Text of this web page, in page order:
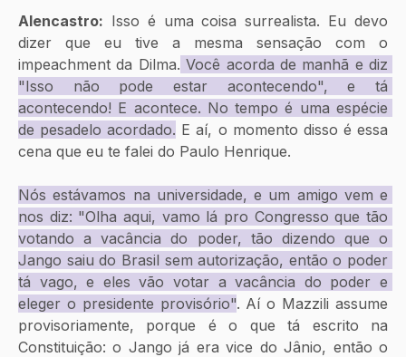
Alencastro: Isso é uma coisa surrealista. Eu devo
dizer que eu tive a mesma sensação com o
impeachment da Dilma. Você acorda de manhã e diz
"Isso não pode estar acontecendo", e tá
acontecendo! E acontece. No tempo é uma espécie
de pesadelo acordado. E aí, o momento disso é essa
cena que eu te falei do Paulo Henrique.
Nós estávamos na universidade, e um amigo vem e
nos diz: "Olha aqui, vamo lá pro Congresso que tão
votando a vacância do poder, tão dizendo que o
Jango saiu do Brasil sem autorização, então o poder
tá vago, e eles vão votar a vacância do poder e
eleger o presidente provisório". Aí o Mazzili assume
provisoriamente, porque é o que tá escrito na
Constituição: o Jango já era vice do Jânio, então o